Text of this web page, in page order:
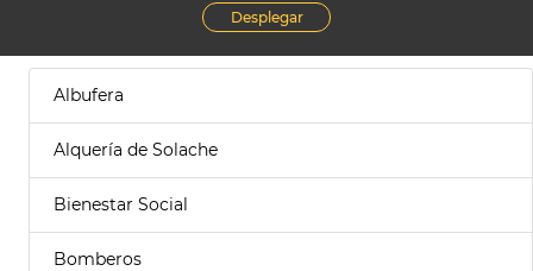
Desplegar
Albufera
Alquería de Solache
Bienestar Social
Bomberos